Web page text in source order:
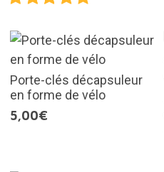
Porte-clés décapsuleur
en forme de vélo
5,00€